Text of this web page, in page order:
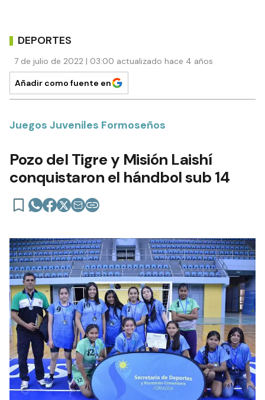
DEPORTES
7 de julio de 2022 | 03:00 actualizado hace 4 años
Añadir como fuente en
Juegos Juveniles Formoseños
Pozo del Tigre y Misión Laishí
conquistaron el hándbol sub 14